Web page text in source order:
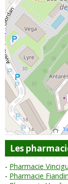
Les
Pharmacie
Pharmacie